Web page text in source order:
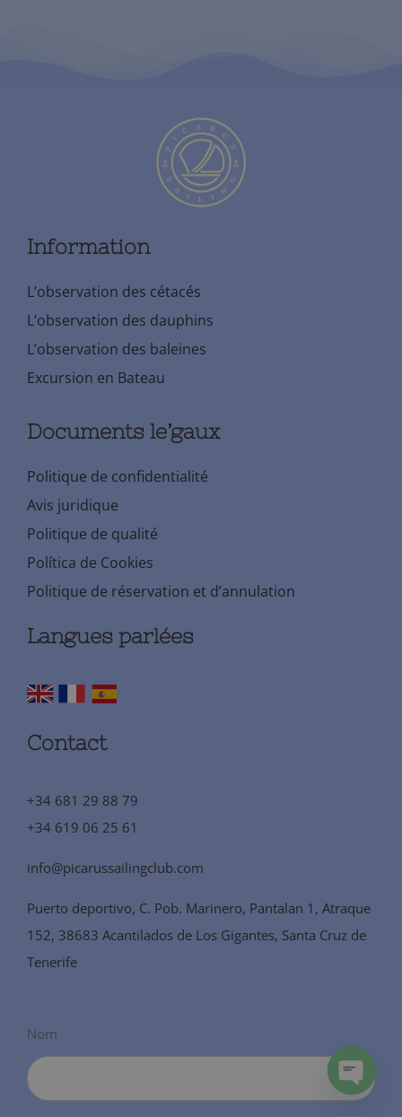
Information
L’observation des cétacés
L’observation des dauphins
L’observation des baleines
Excursion en Bateau
Documents le’gaux
Politique de confidentialité
Avis juridique
Politique de qualité
Política de Cookies
Politique de réservation et d’annulation
Langues parlées
Contact
+34 681 29 88 79
+34 619 06 25 61
info@picarussailingclub.com
Puerto deportivo, C. Pob. Marinero, Pantalan 1, Atraque
152, 38683 Acantilados de Los Gigantes, Santa Cruz de
Tenerife
Nom
Open